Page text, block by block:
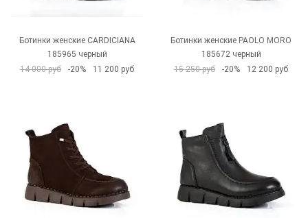
Ботинки женские CARDICIANA
185965 черный
14 000 руб
-20% 11 200 руб
Ботинки женские PAOLO MORO
185672 черный
15 250 руб
-20% 12 200 руб